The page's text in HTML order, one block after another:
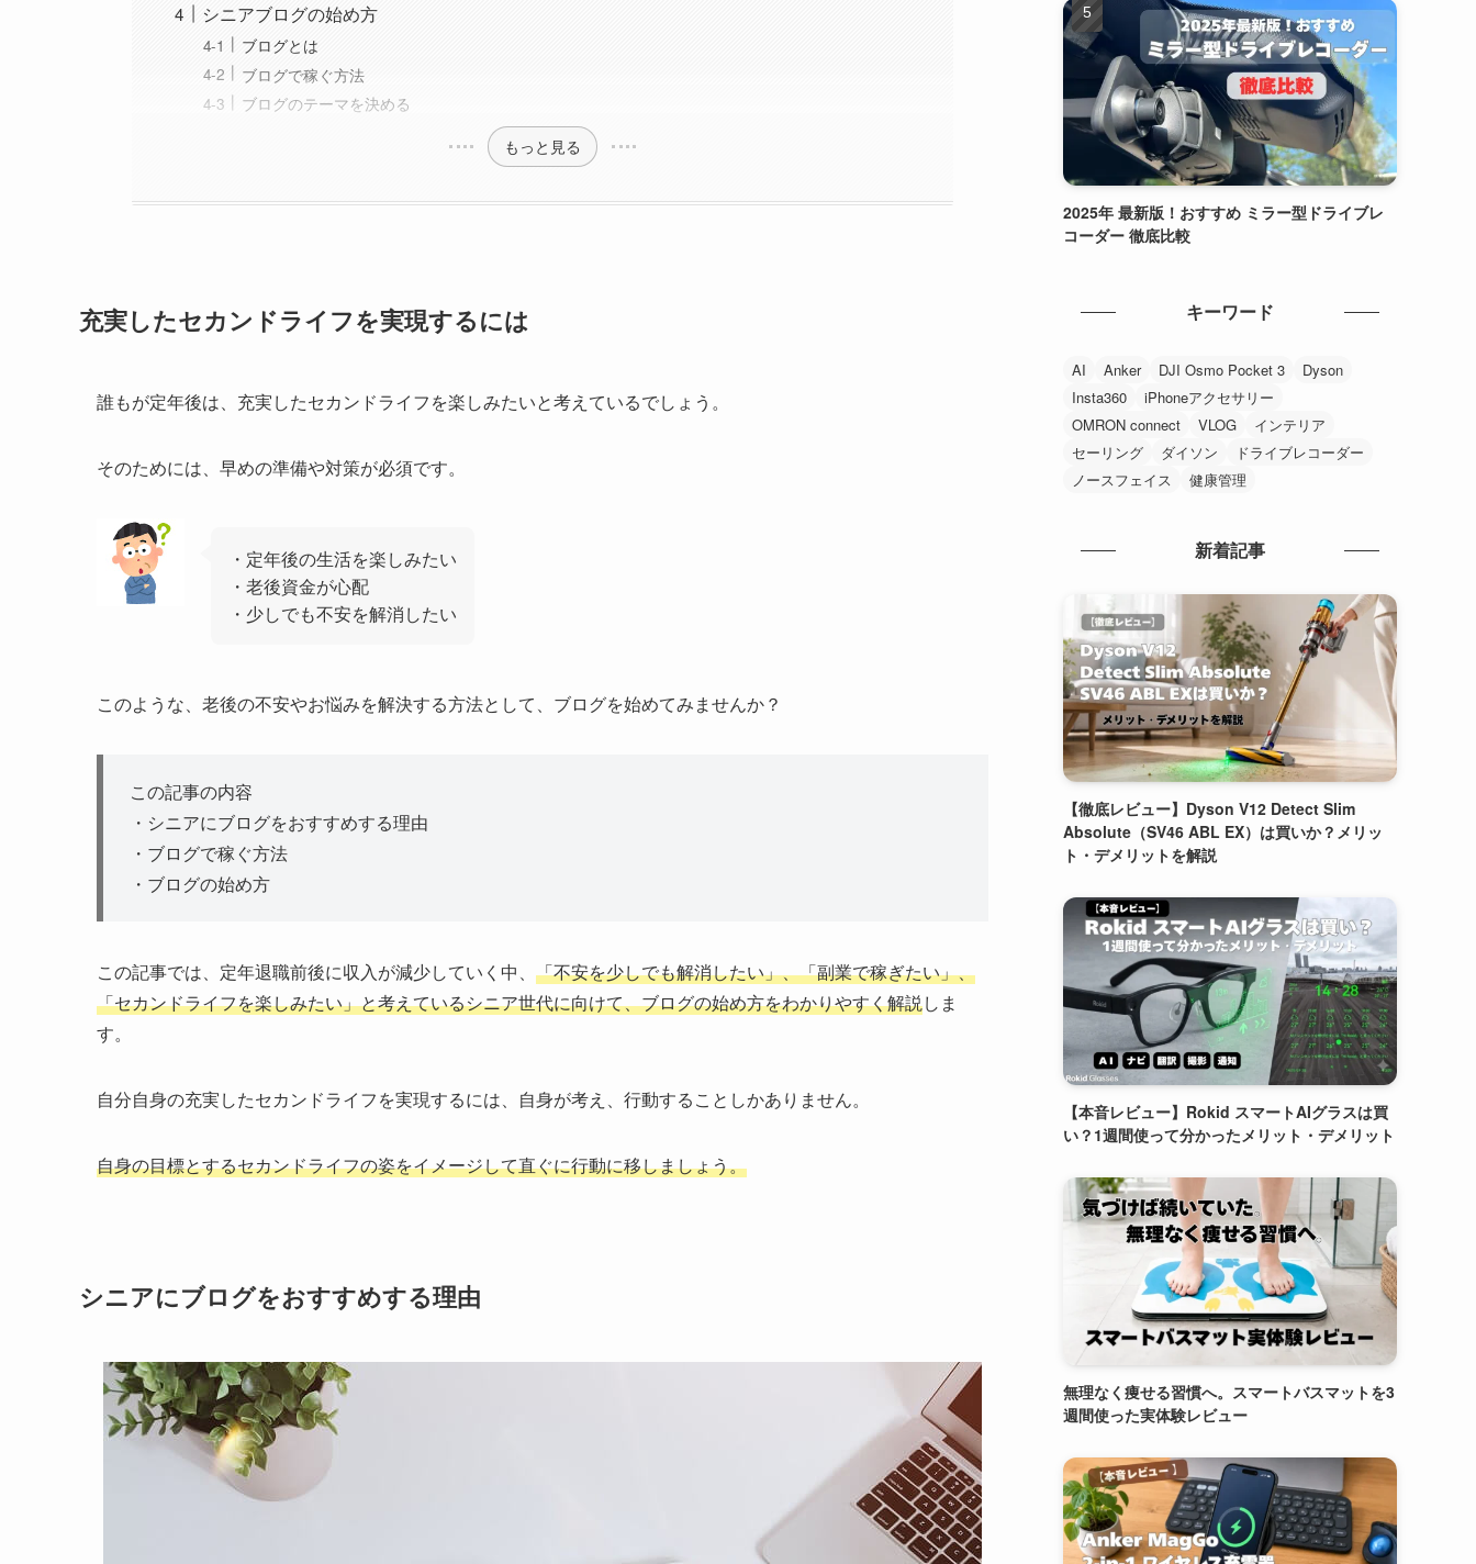
シニアブログの始め方
ブログとは
ブログで稼ぐ方法
ブログのテーマを決める
もっと見る
充実したセカンドライフを実現するには
誰もが定年後は、充実したセカンドライフを楽しみたいと考えているでしょう。
そのためには、早めの準備や対策が必須です。
・定年後の生活を楽しみたい
・老後資金が心配
・少しでも不安を解消したい
このような、老後の不安やお悩みを解決する方法として、ブログを始めてみませんか？
この記事の内容
・シニアにブログをおすすめする理由
・ブログで稼ぐ方法
・ブログの始め方
この記事では、定年退職前後に収入が減少していく中、 「不安を少しでも解消したい」、「副業で稼ぎたい」、
「セカンドライフを楽しみたい」と考えているシニア世代に向けて、ブログの始め方をわかりやすく解説しま
す。
自分自身の充実したセカンドライフを実現するには、自身が考え、行動することしかありません。
自身の目標とするセカンドライフの姿をイメージして直ぐに行動に移しましょう。
シニアにブログをおすすめする理由
2025年 最新版！おすすめ ミラー型ドライブレ
コーダー 徹底比較
キーワード
AI Anker DJI Osmo Pocket 3
Dyson
Insta360
iPhoneアクセサリー
OMRON connect
VLOG
インテリア
セーリング
ダイソン
ドライブレコーダー
ノースフェイス
健康管理
新着記事
【徹底レビュー】Dyson V12 Detect Slim
Absolute（SV46 ABL EX）は買いか？メリッ
ト・デメリットを解説
【本音レビュー】Rokid スマートAIグラスは買
い？1週間使って分かったメリット・デメリット
無理なく痩せる習慣へ。スマートバスマットを3
週間使った実体験レビュー